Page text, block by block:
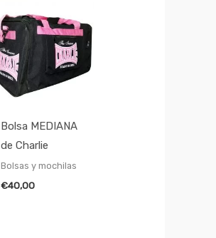
Bolsa MEDIANA
de Charlie
Bolsas y mochilas
€40,00